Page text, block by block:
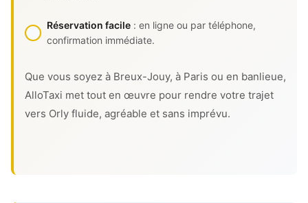
Réservation facile : en ligne ou par téléphone,
confirmation immédiate.
Que vous soyez à Breux-Jouy, à Paris ou en banlieue,
AlloTaxi met tout en œuvre pour rendre votre trajet
vers Orly fluide, agréable et sans imprévu.